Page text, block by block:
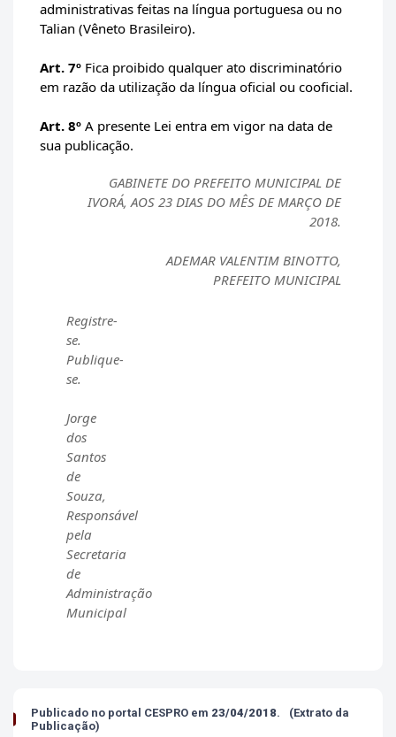
administrativas feitas na língua portuguesa ou no
Talian (Vêneto Brasileiro).
Art. 7º Fica proibido qualquer ato discriminatório
em razão da utilização da língua oficial ou cooficial.
Art. 8º A presente Lei entra em vigor na data de
sua publicação.
GABINETE DO PREFEITO MUNICIPAL DE
IVORÁ, AOS 23 DIAS DO MÊS DE MARÇO DE
2018.
ADEMAR VALENTIM BINOTTO,
PREFEITO MUNICIPAL
Registre-
se.
Publique-
se.
Jorge
dos
Santos
de
Souza,
Responsável
pela
Secretaria
de
Administração
Municipal
Publicado no portal CESPRO em 23/04/2018.
(Extrato da
Publicação)